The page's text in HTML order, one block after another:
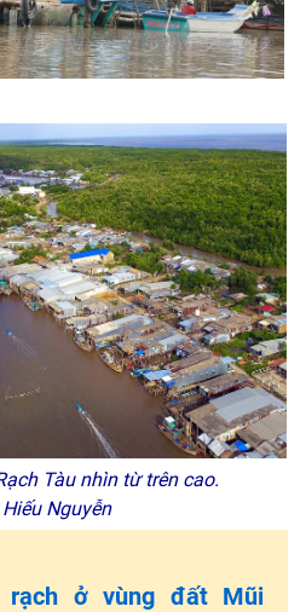
Tàu nhìn từ trên cao.
Nguyễn
rạch ở vùng đất Mũi